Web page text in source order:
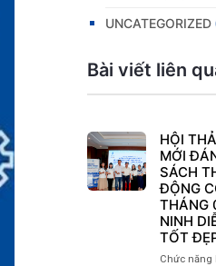
UNCATEGORIZED
Bài viết liên
HỘI
MỚI
SÁCH
ĐỘNG
THÁNG
NINH
TỐT
Chức năng